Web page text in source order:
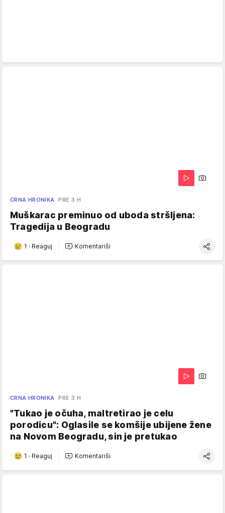
CRNA HRONIKA PRE 3 H
Muškarac preminuo od uboda stršljena:
Tragedija u Beogradu
1 · Reaguj Komentariši
CRNA HRONIKA PRE 3 H
"Tukao je očuha, maltretirao je celu
porodicu": Oglasile se komšije ubijene žene
na Novom Beogradu, sin je pretukao
1 · Reaguj Komentariši